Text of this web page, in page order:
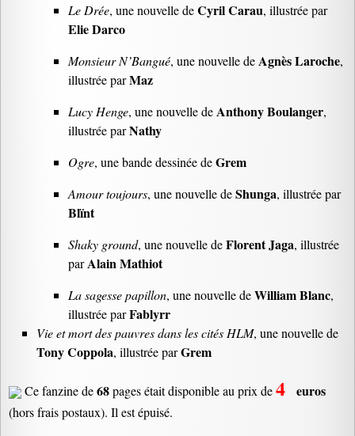
Le Drée, une nouvelle deCyril Carau, illustrée par
Elie Darco
Monsieur N’Bangué, une nouvelle deAgnès Laroche,
illustrée parMaz
Lucy Henge, une nouvelle deAnthony Boulanger,
illustrée parNathy
Ogre, une bande dessinée deGrem
Amour toujours, une nouvelle deShunga, illustrée par
Blïnt
Shaky ground, une nouvelle deFlorent Jaga, illustrée
parAlain Mathiot
La sagesse papillon, une nouvelle deWilliam Blanc,
illustrée parFablyrr
Vie et mort des pauvres dans les cités HLM, une nouvelle de
Tony Coppola, illustrée parGrem
Ce fanzine de68pages était disponible au prix de4 euros
(hors frais postaux). Il est épuisé.